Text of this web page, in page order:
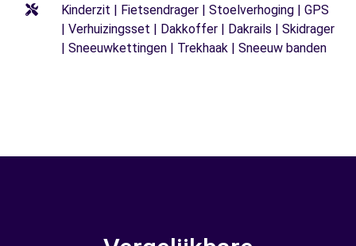
Kinderzit | Fietsendrager | Stoelverhoging | GPS
| Verhuizingsset | Dakkoffer | Dakrails | Skidrager
| Sneeuwkettingen | Trekhaak | Sneeuw banden